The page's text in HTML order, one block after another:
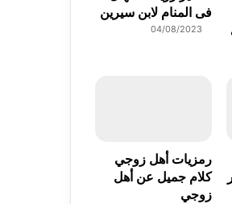
فى المنام لابن سيرين
04/08/2023
رمزيات أهل زوجي
كلام جميل عن أهل
زوجي